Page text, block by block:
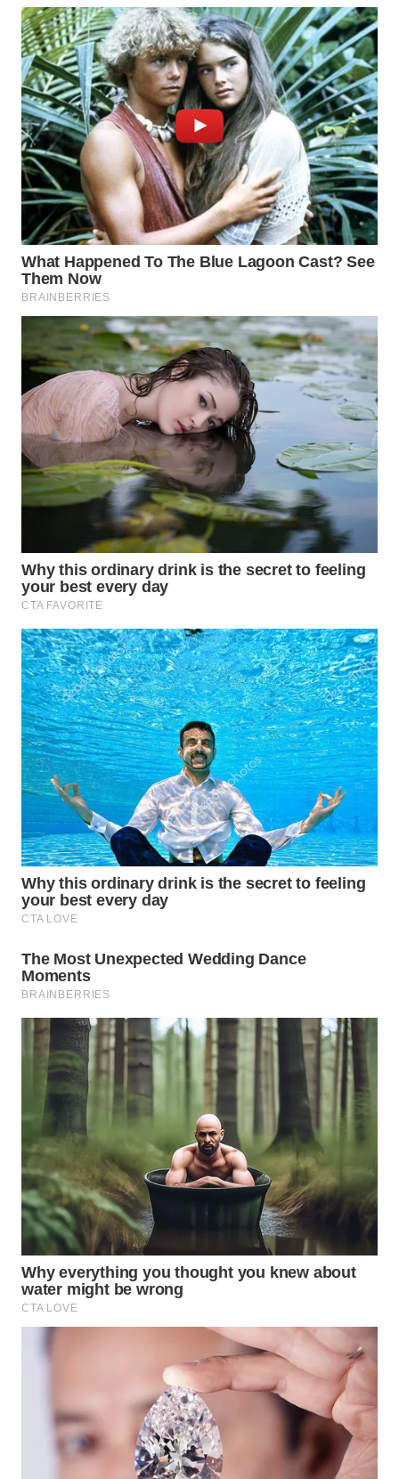
WN
TAPANULI
SELATAN
WN
TANJUNG
LESUNG
WN
KARO
WN
SIMALUNGUN
WN
LABUHANBATU
WN
TAPANULI
TENGAH
WN DELI
SERDANG
TEBING
TINGGI
WN
PAKPAK
WN
KARAWANG
WN
BEKASI
WN
BOGOR
WN
DEPOK
WN
TAPANULI
UTARA
WN
SAMOSIR
WN
PADANG
LAWAS
WN
SUMEDANG
CIANJUR
WN
WN
TANGERANG